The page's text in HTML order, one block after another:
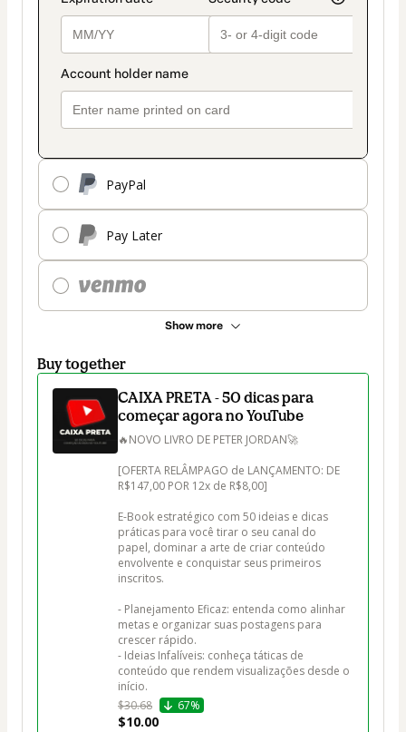
PayPal
Pay Later
Show more
Buy together
CAIXA PRETA - 50 dicas para
começar agora no YouTube
🔥NOVO LIVRO DE PETER JORDAN🚀
[OFERTA RELÂMPAGO de LANÇAMENTO: DE
R$147,00 POR 12x de R$8,00]
E-Book estratégico com 50 ideias e dicas
práticas para você tirar o seu canal do
papel, dominar a arte de criar conteúdo
envolvente e conquistar seus primeiros
inscritos.
- Planejamento Eficaz: entenda como alinhar
metas e organizar suas postagens para
crescer rápido.
- Ideias Infalíveis: conheça táticas de
conteúdo que rendem visualizações desde o
início.
$30.68
67%
$10.00